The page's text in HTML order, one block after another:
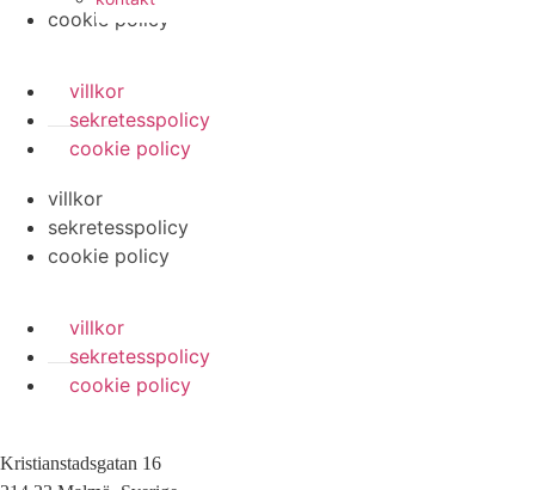
cookie policy
villkor
sekretesspolicy
cookie policy
villkor
sekretesspolicy
cookie policy
villkor
sekretesspolicy
cookie policy
Kristianstadsgatan 16